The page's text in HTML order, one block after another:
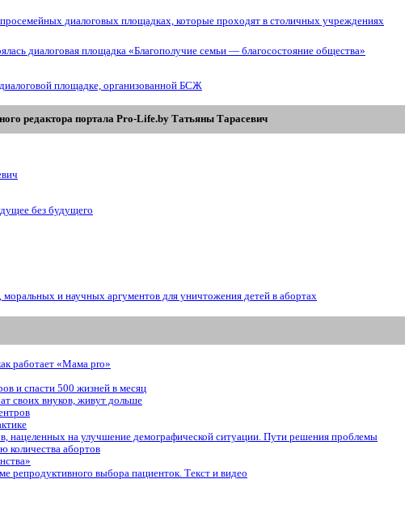
диалоговых площадках, которые проходят в столичных учреждениях
диалоговая площадка «Благополучие семьи — благосостояние общества»
площадке, организованной БСЖ
редактора портала Pro-Life.by Tатьяны Tарасевич
без будущего
и научных аргументов для уничтожения детей в абортах
работает «Мама prо»
и спасти 500 жизней в месяц
своих внуков, живут дольше
нацеленных на улучшение демографической ситуации. Пути решения проблемы
абортов
репродуктивного выбора пациенток. Tекст и видео